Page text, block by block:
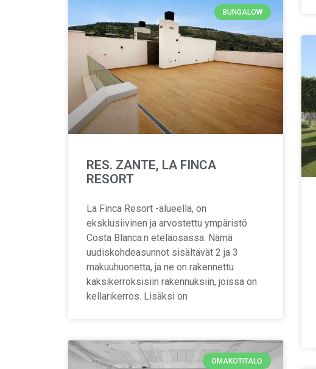
BUNGALOW
RES. ZANTE, LA FINCA
RESORT
La Finca Resort -alueella, on
eksklusiivinen ja arvostettu ympäristö
Costa Blanca:n eteläosassa. Nämä
uudiskohdeasunnot sisältävät 2 ja 3
makuuhuonetta, ja ne on rakennettu
kaksikerroksisiin rakennuksiin, joissa on
kellarikerros. Lisäksi on
OMAKOTITALO